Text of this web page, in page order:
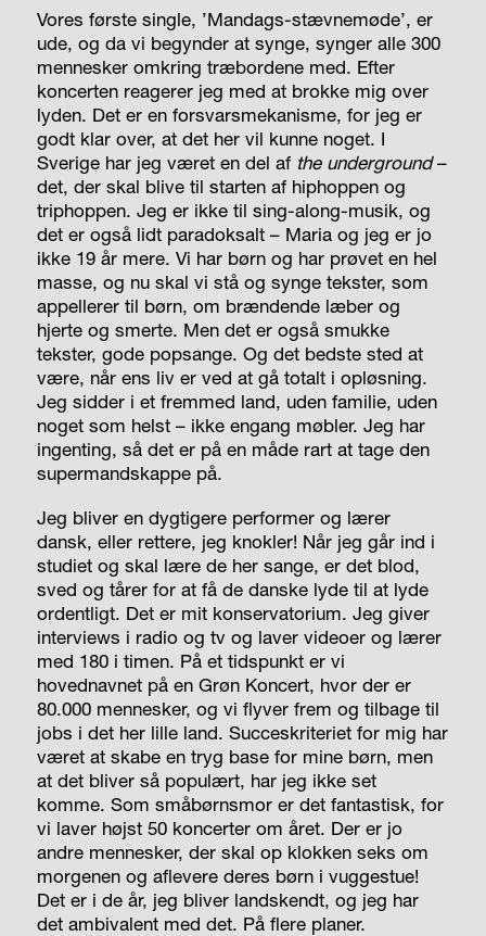
Vores første single, ’Mandags-stævnemøde’, er
ude, og da vi begynder at synge, synger alle 300
mennesker omkring træbordene med. Efter
koncerten reagerer jeg med at brokke mig over
lyden. Det er en forsvarsmekanisme, for jeg er
godt klar over, at det her vil kunne noget. I
Sverige har jeg været en del af the underground–
det, der skal blive til starten af hiphoppen og
triphoppen. Jeg er ikke til sing-along-musik, og
det er også lidt paradoksalt – Maria og jeg er jo
ikke 19 år mere. Vi har børn og har prøvet en hel
masse, og nu skal vi stå og synge tekster, som
appellerer til børn, om brændende læber og
hjerte og smerte. Men det er også smukke
tekster, gode popsange. Og det bedste sted at
være, når ens liv er ved at gå totalt i opløsning.
Jeg sidder i et fremmed land, uden familie, uden
noget som helst – ikke engang møbler. Jeg har
ingenting, så det er på en måde rart at tage den
supermandskappe på.
Jeg bliver en dygtigere performer og lærer
dansk, eller rettere, jeg knokler! Når jeg går ind i
studiet og skal lære de her sange, er det blod,
sved og tårer for at få de danske lyde til at lyde
ordentligt. Det er mit konservatorium. Jeg giver
interviews i radio og tv og laver videoer og lærer
med 180 i timen. På et tidspunkt er vi
hovednavnet på en Grøn Koncert, hvor der er
80.000 mennesker, og vi flyver frem og tilbage til
jobs i det her lille land. Succeskriteriet for mig har
været at skabe en tryg base for mine børn, men
at det bliver så populært, har jeg ikke set
komme. Som småbørnsmor er det fantastisk, for
vi laver højst 50 koncerter om året. Der er jo
andre mennesker, der skal op klokken seks om
morgenen og aflevere deres børn i vuggestue!
Det er i de år, jeg bliver landskendt, og jeg har
det ambivalent med det. På flere planer.